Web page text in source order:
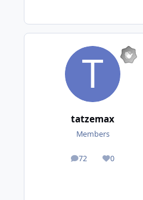
tatzemax
Members
72
posts 0
Reputation